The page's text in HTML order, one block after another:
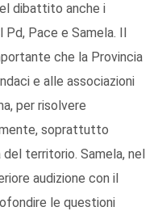
dibattito anche i
Pace e Samela. Il
che la Provincia
e alle associazioni
per risolvere
soprattutto
del territorio. Samela, nel
audizione con il
le questioni